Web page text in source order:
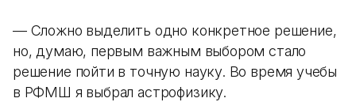
— Сложно выделить одно конкретное решение,
но, думаю, первым важным выбором стало
решение пойти в точную науку. Во время учебы
в РФМШ я выбрал астрофизику.